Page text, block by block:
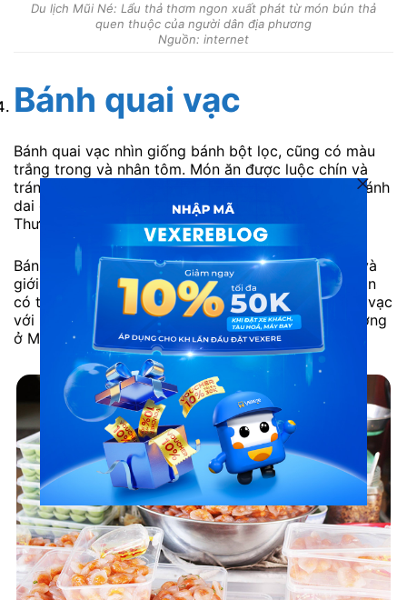
Du lịch Mũi Né: Lẩu thả thơm ngon xuất phát từ món bún thả
quen thuộc của người dân địa phương
Nguồn: internet
Bánh quai vạc
Bánh quai vạc nhìn giống bánh bột lọc, cũng có màu
trắng trong và nhân tôm. Món ăn được luộc chín và
tráng ít dầu để không bị dính. Khi cắn vào, miếng bánh
dai dai, lộ ra bên trong là con tôm bọc thịt băm.
Thưởng thức với nước mắm chua ngọt nhẹ nhàng.
Bánh quai vạc quen thuộc với người dân lao động và
giới học sinh sinh viên ở Mũi Né mỗi khi tan học. Bạn
có thể dễ dàng tìm kiếm và thưởng thức bánh quai vạc
với những gánh hàng rong dọc theo những con đường
ở Mũi Né, vừa thơm ngon, vừa bình dị.